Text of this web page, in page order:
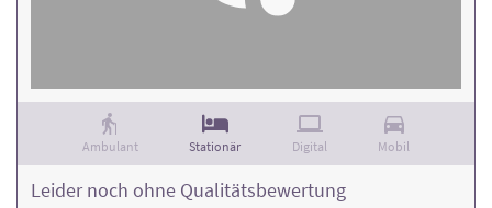
Ambulant Stationär Digital Mobil
Leider noch ohne Qualitätsbewertung